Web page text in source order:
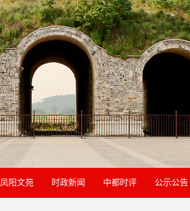
凤阳文苑 时政新闻 中都时评 公示公告